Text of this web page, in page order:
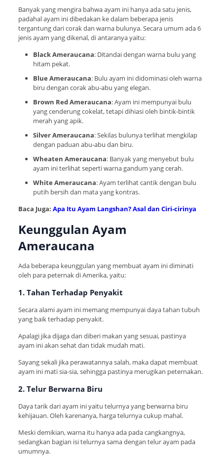
Banyak yang mengira bahwa ayam ini hanya ada satu jenis,
padahal ayam ini dibedakan ke dalam beberapa jenis
tergantung dari corak dan warna bulunya. Secara umum ada 6
jenis ayam yang dikenal, di antaranya yaitu:
Black Ameraucana: Ditandai dengan warna bulu yang
hitam pekat.
Blue Ameraucana: Bulu ayam ini didominasi oleh warna
biru dengan corak abu-abu yang elegan.
Brown Red Ameraucana: Ayam ini mempunyai bulu
yang cenderung cokelat, tetapi dihiasi oleh bintik-bintik
merah yang apik.
Silver Ameraucana: Sekilas bulunya terlihat mengkilap
dengan paduan abu-abu dan biru.
Wheaten Ameraucana: Banyak yang menyebut bulu
ayam ini terlihat seperti warna gandum yang cerah.
White Ameraucana: Ayam terlihat cantik dengan bulu
putih bersih dan mata yang kontras.
Baca Juga: Apa Itu Ayam Langshan? Asal dan Ciri-cirinya
Keunggulan Ayam
Ameraucana
Ada beberapa keunggulan yang membuat ayam ini diminati
oleh para peternak di Amerika, yaitu:
1. Tahan Terhadap Penyakit
Secara alami ayam ini memang mempunyai daya tahan tubuh
yang baik terhadap penyakit.
Apalagi jika dijaga dan diberi makan yang sesuai, pastinya
ayam ini akan sehat dan tidak mudah mati.
Sayang sekali jika perawatannya salah, maka dapat membuat
ayam ini mati sia-sia, sehingga pastinya merugikan peternakan.
2. Telur Berwarna Biru
Daya tarik dari ayam ini yaitu telurnya yang berwarna biru
kehijauan. Oleh karenanya, harga telurnya cukup mahal.
Meski demikian, warna itu hanya ada pada cangkangnya,
sedangkan bagian isi telurnya sama dengan telur ayam pada
umumnya.